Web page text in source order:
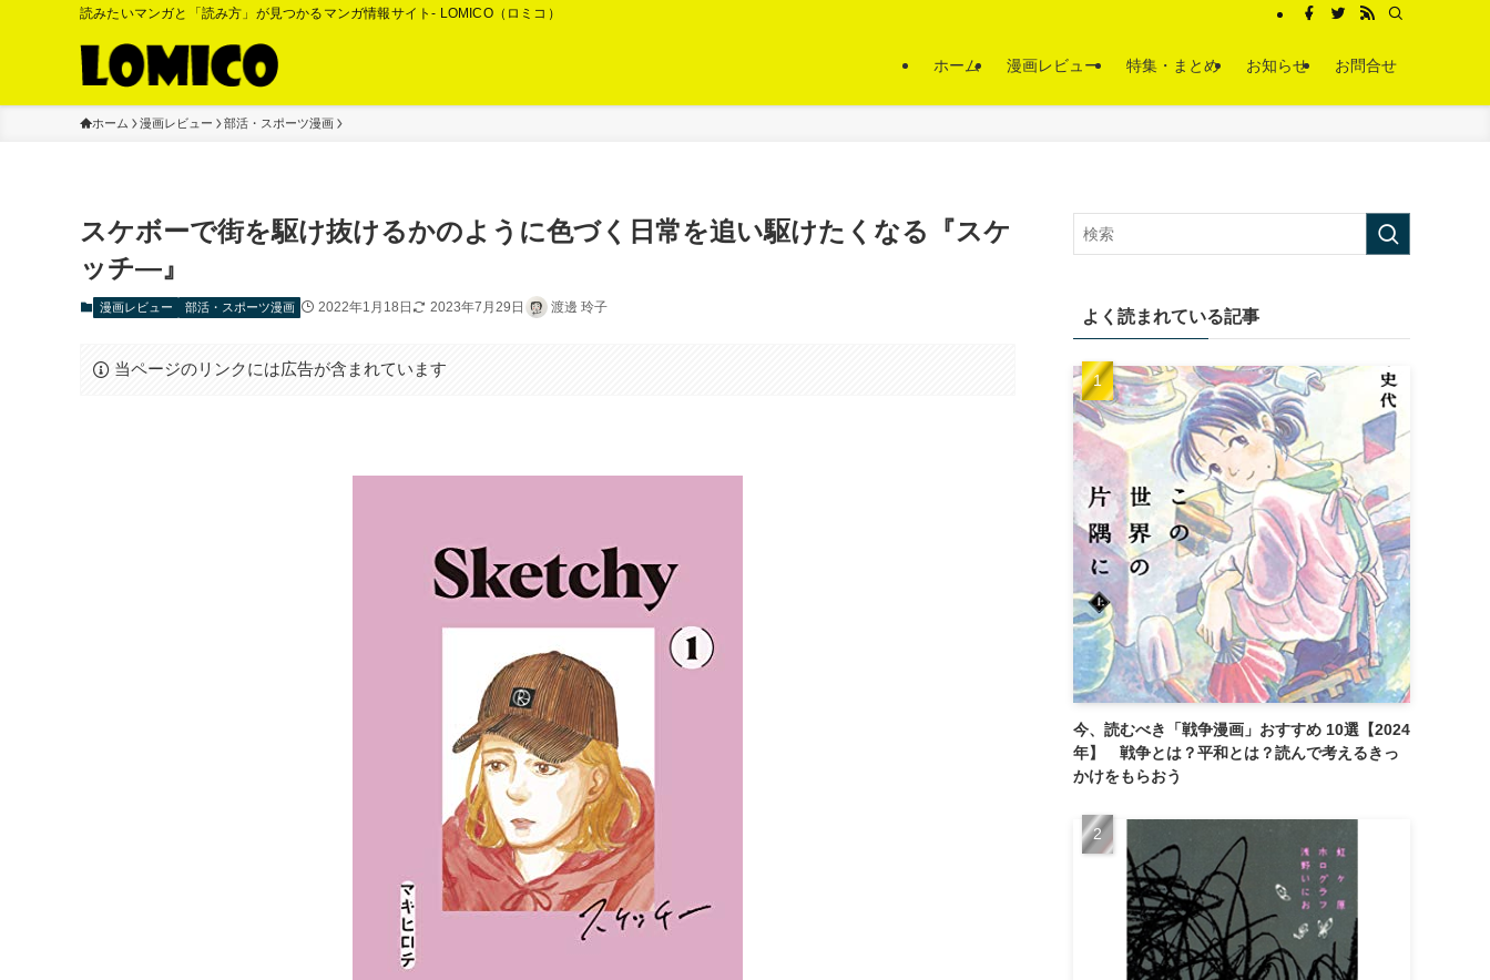
読みたいマンガと「読み方」が見つかるマンガ情報サイト- LOMICO（ロミコ）
ホーム 漫画レビュー 特集・まとめ お知らせ お問合せ
ホーム 漫画レビュー 部活・スポーツ漫画
スケボーで街を駆け抜けるかのように色づく日常を追い駆けたくなる『スケ
ッチ―』
漫画レビュー 部活・スポーツ漫画 2022年1月18日 2023年7月29日 渡邊 玲子
当ページのリンクには広告が含まれています
よく読まれている記事
今、読むべき「戦争漫画」おすすめ 10選【2024
年】 戦争とは？平和とは？読んで考えるきっ
かけをもらおう